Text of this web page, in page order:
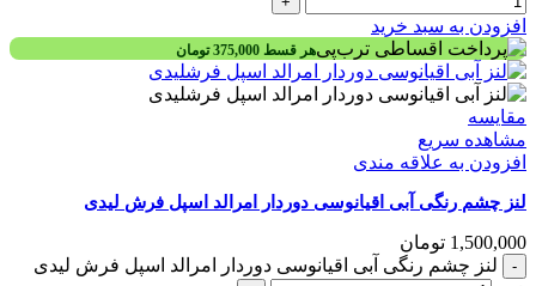
افزودن به سبد خرید
هر قسط 375,000 تومان
مقایسه
مشاهده سریع
افزودن به علاقه مندی
لنز چشم رنگی آبی اقیانوسی دوردار امرالد اسپل فرش لیدی
1,500,000 تومان
لنز چشم رنگی آبی اقیانوسی دوردار امرالد اسپل فرش لیدی